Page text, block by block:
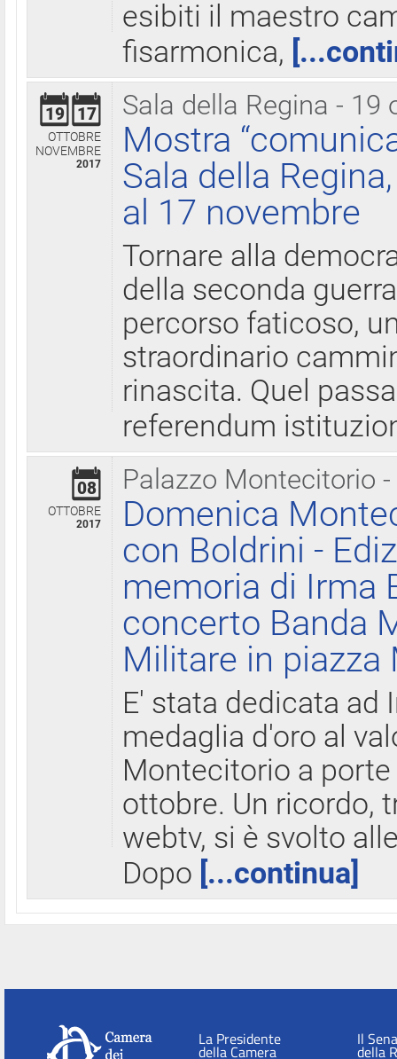
esibiti il maestro
fisarmonica,
Sala della Regina - 19
19 17
OTTOBRE
NOVEMBRE
2017
Mostra
Sala della
al 17 novembre
Tornare alla
della seconda
percorso faticoso,
straordinario
rinascita. Quel
referendum
Palazzo Montecitorio
08
OTTOBRE
2017
Domenica
con Boldrini -
memoria di Irma
concerto Banda
Militare in
E' stata dedicata ad
medaglia d'oro al
Montecitorio a
ottobre. Un ricordo,
webtv, si è svolto
Dopo [...continua]
La Presidente
della Camera
Il
della